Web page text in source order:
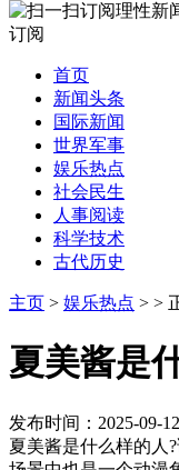
订阅
首页
新闻头条
国际新闻
世界军事
娱乐热点
社会民生
人事阅读
科学技术
古代历史
主页 > 娱乐热点 > >
夏美酱是
发布时间：2025-09-
夏美酱是什么样的人